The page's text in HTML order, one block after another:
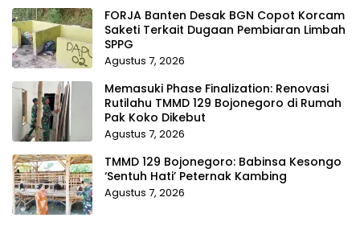
FORJA Banten Desak BGN Copot Korcam
Saketi Terkait Dugaan Pembiaran Limbah
SPPG
Agustus 7, 2026
Memasuki Phase Finalization: Renovasi
Rutilahu TMMD 129 Bojonegoro di Rumah
Pak Koko Dikebut
Agustus 7, 2026
TMMD 129 Bojonegoro: Babinsa Kesongo
‘Sentuh Hati’ Peternak Kambing
Agustus 7, 2026